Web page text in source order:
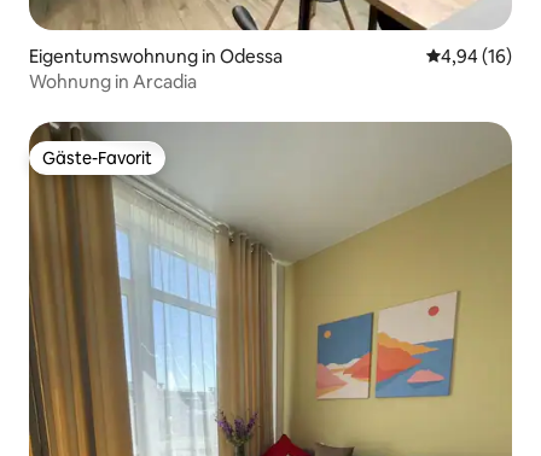
Eigentumswohnung in Odessa
4,94 (16)
Wohnung in Arcadia
Gäste-Favorit
Gäste-Favorit